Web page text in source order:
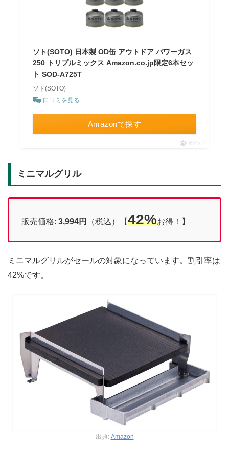
ソト(SOTO) 日本製 OD缶 アウトドア パワーガス
250 トリプルミックス Amazon.co.jp限定6本セッ
ト SOD-A725T
ソト(SOTO)
口コミを見る
Amazonで探す
ポチップ
ミニマルグリル
販売価格: 3,994円 （税込）【42%お得！】
ミニマルグリルがセールの対象になっています。割引率は
42%です。
出典: Amazon